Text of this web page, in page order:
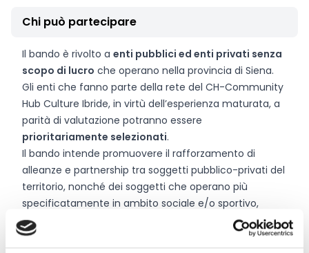
Chi può partecipare
Il bando è rivolto a enti pubblici ed enti privati senza
scopo di lucro che operano nella provincia di Siena.
Gli enti che fanno parte della rete del CH-Community
Hub Culture Ibride, in virtù dell’esperienza maturata, a
parità di valutazione potranno essere
prioritariamente selezionati.
Il bando intende promuovere il rafforzamento di
alleanze e partnership tra soggetti pubblico-privati del
territorio, nonché dei soggetti che operano più
specificatamente in ambito sociale e/o sportivo,
creativo culturale, e pertanto saranno valutate
esclusivamente progettualità proposte